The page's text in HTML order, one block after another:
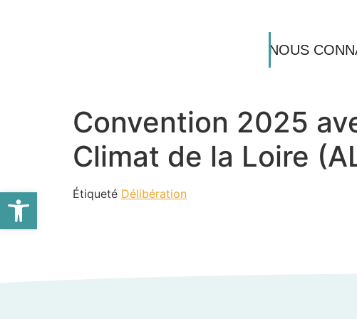
NOUS
Convention 2025
Climat de la Loire
Étiqueté Délibération
Ouvrir la barre d’outils